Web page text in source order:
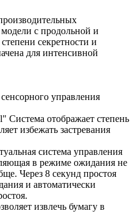
с продольной и
секретности и
для интенсивной
управления
Система отображает степень
избежать застревания
система управления
в режиме ожидания не
Через 8 секунд простоя
и автоматически
извлечь бумагу в